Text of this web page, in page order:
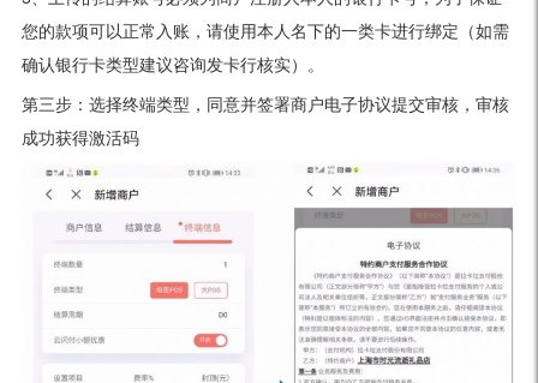
您的款项可以正常入账，请使用本人名下的一类卡进行绑定（如需
确认银行卡类型建议咨询发卡行核实）。
第三步：选择终端类型，同意并签署商户电子协议提交审核，审核
成功获得激活码